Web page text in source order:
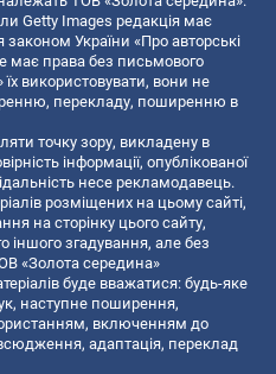
Getty Images редакція має
України «Про авторські
має права без письмового
використовувати, вони не
перекладу, поширенню в
точку зору, викладену в
інформації, опублікованої
несе рекламодавець.
розміщених на цьому сайті,
на сторінку цього сайту,
іншого згадування, але без
«Золота середина»
буде вважатися: будь-яке
наступне поширення,
включенням до
адаптація, переклад